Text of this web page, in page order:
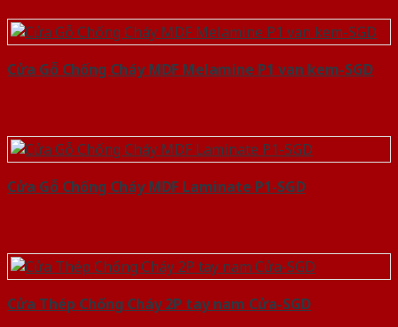
Cửa Gỗ Chống Cháy MDF Melamine P1 van kem-SGD
Cửa Gỗ Chống Cháy MDF Laminate P1-SGD
Cửa Thép Chống Cháy 2P tay nam Cửa-SGD